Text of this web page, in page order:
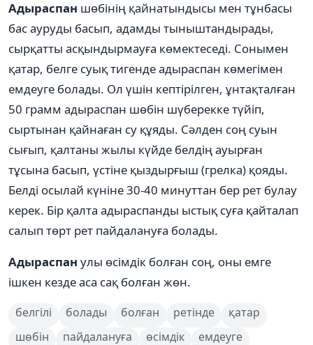
Адыраспан шөбінің қайнатындысы мен тұнбасы
бас ауруды басып, адамды тыныштандырады,
сырқатты асқындырмауға көмектеседі. Сонымен
қатар, белге суық тигенде адыраспан көмегімен
емдеуге болады. Ол үшін кептірілген, ұнтақталған
50 грамм адыраспан шөбін шүберекке түйіп,
сыртынан қайнаған су құяды. Сәлден соң суын
сығып, қалтаны жылы күйде белдің ауырған
тұсына басып, үстіне қыздырғыш (грелка) қояды.
Белді осылай күніне 30-40 минуттан бер рет булау
керек. Бір қалта адыраспанды ыстық суға қайталап
салып төрт рет пайдалануға болады.
Адыраспан улы өсімдік болған соң, оны емге
ішкен кезде аса сақ болған жөн.
белгілі болады болған ретінде
қатар
шөбін
пайдалануға өсімдік
емдеуге